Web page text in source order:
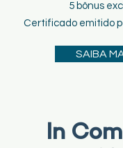
5 bônus
Certificado emitido
SAIBA
In